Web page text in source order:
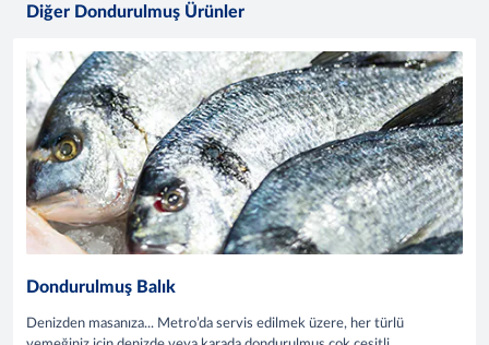
Diğer Dondurulmuş Ürünler
Dondurulmuş Balık
Denizden masanıza... Metro’da servis edilmek üzere, her türlü